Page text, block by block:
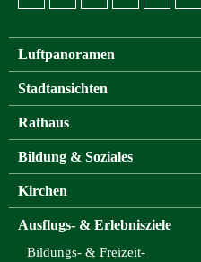
Luftpanoramen
Stadtansichten
Rathaus
Bildung & Soziales
Kirchen
Ausflugs- & Erlebnisziele
Bildungs- & Freizeit-